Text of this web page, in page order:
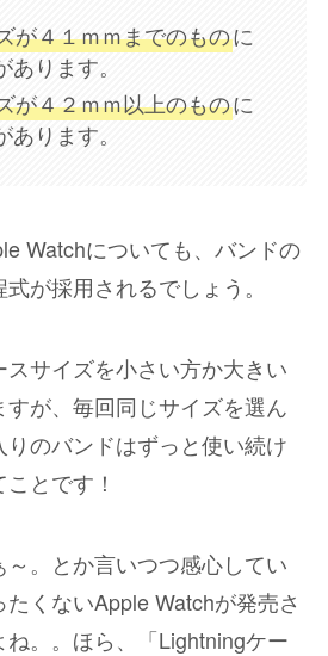
が４１ｍｍまでのものに
ります。
が４２ｍｍ以上のものに
ります。
Watchについても、バンドの
が採用されるでしょう。
サイズを小さい方か大きい
が、毎回同じサイズを選ん
のバンドはずっと使い続け
とです！
。とか言いつつ感心してい
くないApple Watchが発売さ
。。ほら、「Lightningケー